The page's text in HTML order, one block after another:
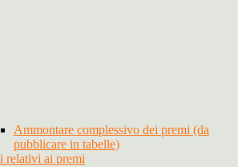
Ammontare complessivo dei premi (da
pubblicare in tabelle)
relativi ai premi